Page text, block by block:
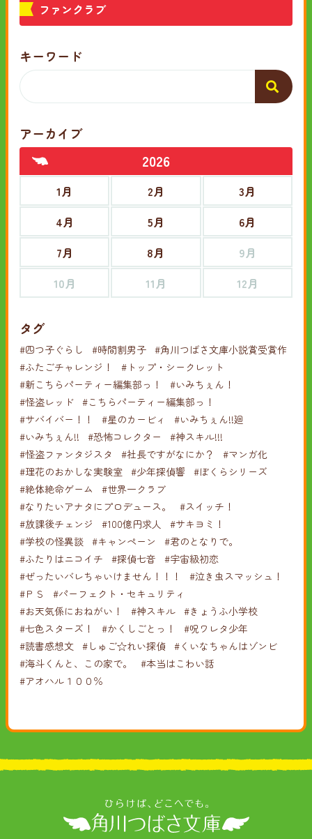
ファンクラブ
キーワード
アーカイブ
2026
1月 2月
3月
4月
5月
6月
7月
8月
9月
10月
11月 12月
タグ
#四つ子ぐらし #時間割男子 #角川つばさ文庫小説賞受賞作
#ふたごチャレンジ！
#トップ・シークレット
#新こちらパーティー編集部っ！
#いみちぇん！
#怪盗レッド #こちらパーティー編集部っ！
#サバイバー！！
#星のカービィ
#いみちぇん!!廻
#いみちぇん!!
#恐怖コレクター
#神スキル!!!
#怪盗ファンタジスタ
#社長ですがなにか？
#マンガ化
#理花のおかしな実験室 #少年探偵響
#ぼくらシリーズ
#絶体絶命ゲーム
#世界一クラブ
#なりたいアナタにプロデュース。
#スイッチ！
#放課後チェンジ
#100億円求人
#サキヨミ！
#学校の怪異談 #キャンペーン
#君のとなりで。
#ふたりはニコイチ
#探偵七音
#宇宙級初恋
#ぜったいバレちゃいけません！！！
#泣き虫スマッシュ！
#ＰＳ
#パーフェクト・セキュリティ
#お天気係におねがい！
#神スキル #きょうふ小学校
#七色スターズ！
#かくしごとっ！
#呪ワレタ少年
#読書感想文
#しゅご☆れい探偵 #くいなちゃんはゾンビ
#海斗くんと、この家で。
#本当はこわい話
#アオハル１００％